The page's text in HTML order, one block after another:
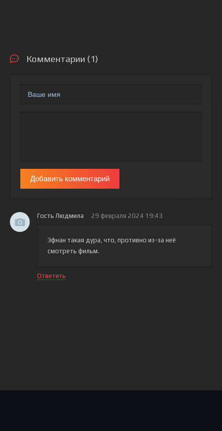
Комментарии (1)
Добавить комментарий
Гость Людмила 29 февраля 2024 19:43
Эфнан такая дура, что, противно из-за неё
смотреть фильм.
Ответить